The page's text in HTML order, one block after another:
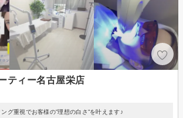
ティー名古屋栄店
グ重視でお客様の”理想の白さ”を叶えます♪